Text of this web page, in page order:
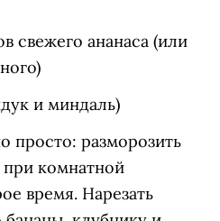
свежего ананаса (или
и миндаль)
просто: разморозить
комнатной
время. Нарезать